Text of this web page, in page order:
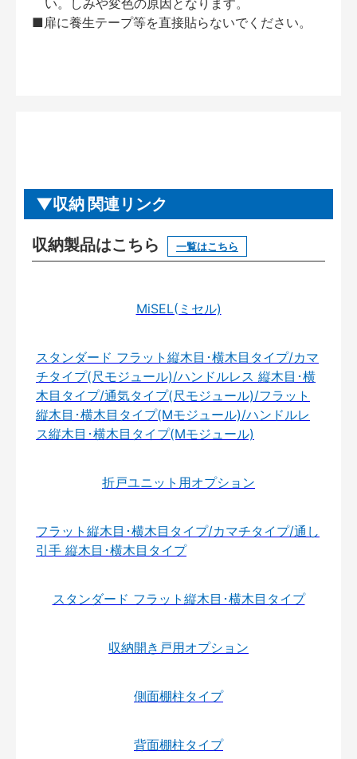
い。しみや変色の原因となります。
■扉に養生テープ等を直接貼らないでください。
収納 関連リンク
収納製品はこちら 一覧はこちら
MiSEL(ミセル)
スタンダード フラット縦木目･横木目タイプ/カマ
チタイプ(尺モジュール)/ハンドルレス 縦木目･横
木目タイプ/通気タイプ(尺モジュール)/フラット
縦木目･横木目タイプ(Mモジュール)/ハンドルレ
ス縦木目･横木目タイプ(Mモジュール)
折戸ユニット用オプション
フラット縦木目･横木目タイプ/カマチタイプ/通し
引手 縦木目･横木目タイプ
スタンダード フラット縦木目･横木目タイプ
収納開き戸用オプション
側面棚柱タイプ
背面棚柱タイプ